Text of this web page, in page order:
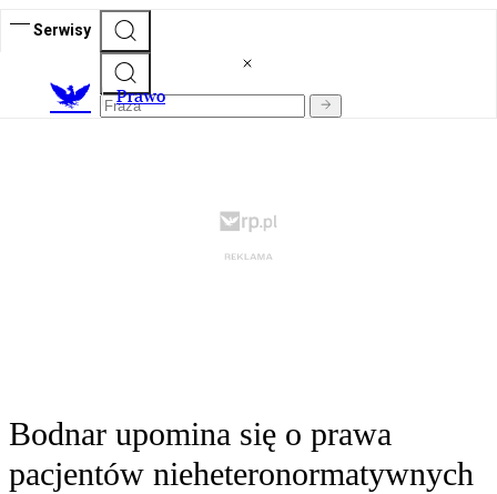
Serwisy
Prawo
Bodnar upomina się o prawa
pacjentów nieheteronormatywnych